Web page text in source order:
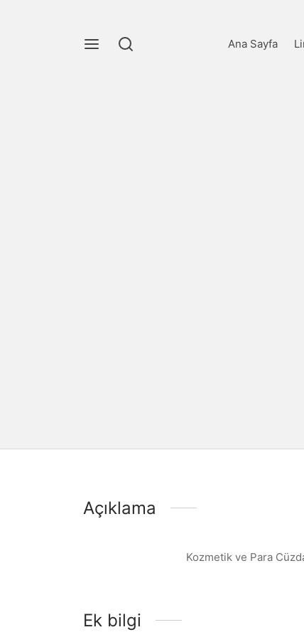
Ana Sayfa
Açıklama
Kozmetik ve Para
Ek bilgi